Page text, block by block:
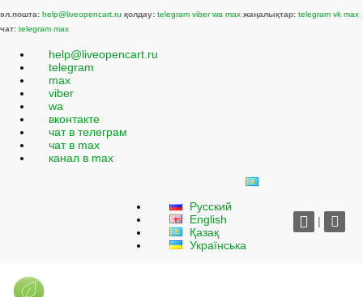
эл.пошта: help@liveopencart.ru қолдау: telegram viber wa max жаңалықтар: telegram vk max
чат: telegram max
help@liveopencart.ru
telegram
max
viber
wa
вконтакте
чат в телеграм
чат в max
канал в max
Русский
English
Қазақ
Українська
|